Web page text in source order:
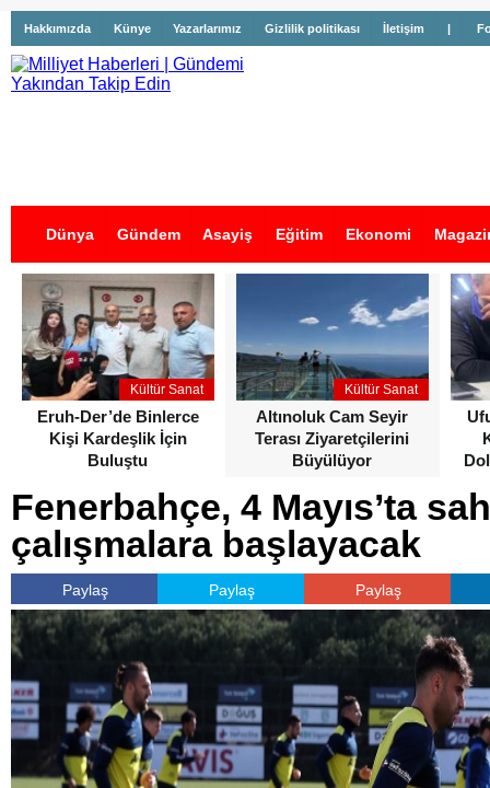
Hakkımızda Künye Yazarlarımız Gizlilik politikası İletişim |
Dünya Gündem Asayiş Eğitim Ekonomi
İş İlanları
Kültür Sanat
Eruh-Der’de Binlerce
Kişi Kardeşlik İçin
Buluştu
Kültür Sanat
Altınoluk Cam Seyir
Terası Ziyaretçilerini
Büyülüyor
Fenerbahçe, 4 Mayıs’ta
çalışmalara başlayacak
Paylaş Paylaş Paylaş